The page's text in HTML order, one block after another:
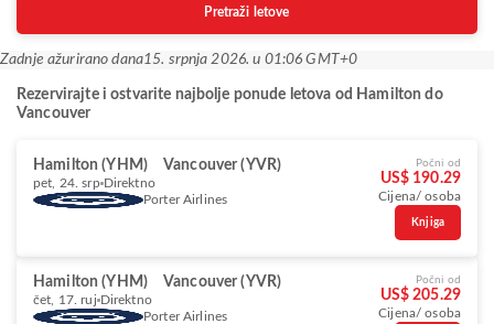
Pretraži letove
Zadnje ažurirano dana15. srpnja 2026. u 01:06 GMT+0
Rezervirajte i ostvarite najbolje ponude letova od Hamilton do
Vancouver
Hamilton (YHM) Vancouver (YVR)
pet, 24. srp Direktno
Porter Airlines
Počni od
US$ 190.29
Cijena/ osoba
Knjiga
Hamilton (YHM) Vancouver (YVR)
čet, 17. ruj Direktno
Porter Airlines
Počni od
US$ 205.29
Cijena/ osoba